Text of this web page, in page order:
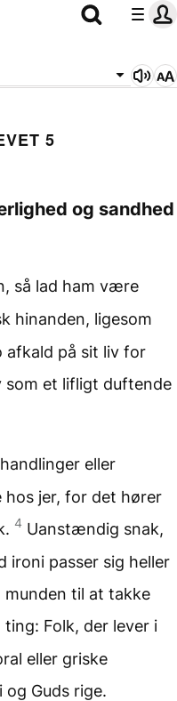
5
og sandhed
så lad ham være
hinanden, ligesom
afkald på sit liv for
som et lifligt duftende
eller
hos jer, for det hører
4 Uanstændig snak,
ironi passer sig heller
til at takke
Folk, der lever i
eller griske
Guds rige.